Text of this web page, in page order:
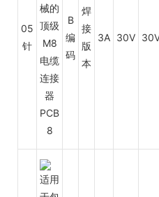
05
针
B
编
码
焊
接
版
本
3A 30V